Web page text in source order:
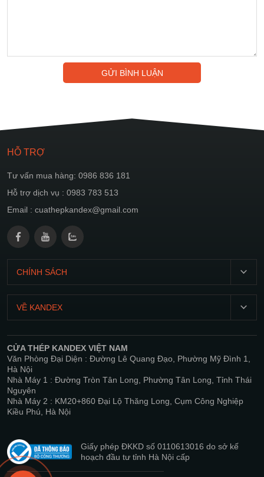
GỬI BÌNH LUẬN
HỖ TRỢ
Tư vấn mua hàng: 0986 836 181
Hỗ trợ dịch vụ : 0983 783 513
Email : cuathepkandex@gmail.com
CHÍNH SÁCH
CN:
07:00
Chính
sách
bảo
mật
Điều
và
điều
kiện
VỀ KANDEX
Sản
phẩm
Dự
án
tức
Hệ
thống
CỬA THÉP KANDEX VIỆT NAM
Văn Phòng Đại Diện : Đường Lê Quang Đạo, Phường Mỹ Đình 1,
Hà Nội
Nhà Máy 1 : Đường Tròn Tân Long, Phường Tân Long, Tỉnh Thái
Nguyên
Nhà Máy 2 : KM20+860 Đại Lộ Thăng Long, Cụm Công Nghiệp
Kiều Phú, Hà Nội
Giấy phép ĐKKD số 0110613016 do sở kế
hoạch đầu tư tỉnh Hà Nội cấp